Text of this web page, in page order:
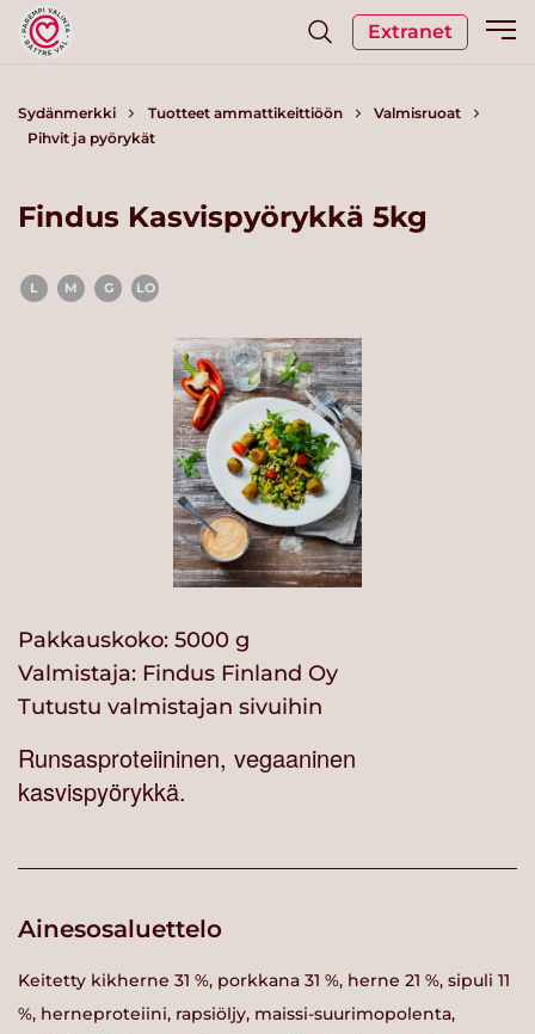
Extranet
Sydänmerkki Tuotteet ammattikeittiöön
Valmisruoat
Pihvit ja pyörykät
Findus Kasvispyörykkä 5kg
L M G LO
Pakkauskoko: 5000 g
Valmistaja: Findus Finland Oy
Tutustu valmistajan sivuihin
Runsasproteiininen, vegaaninen
kasvispyörykkä.
Ainesosaluettelo
Keitetty kikherne 31 %, porkkana 31 %, herne 21 %, sipuli 11
%, herneproteiini, rapsiöljy, maissi-suurimopolenta,